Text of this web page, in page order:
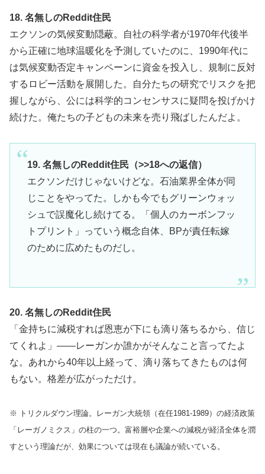
18. 名無しのReddit住民
エクソンの気候変動隠蔽。自社の科学者が1970年代後半
から正確に地球温暖化を予測していたのに、1990年代に
は気候変動否定キャンペーンに資金を投入し、規制に反対
するロビー活動を展開した。自分たちの研究でリスクを把
握しながら、公には科学的コンセンサスに疑問を投げかけ
続けた。俺たちの子どもの未来を売り飛ばしたんだよ。
19. 名無しのReddit住民（>>18への返信）
エクソンだけじゃないけどな。石油業界全体が同
じことをやってた。しかも今でもグリーンウォッ
シュで誤魔化し続けてる。「個人のカーボンフッ
トプリント」っていう概念自体、BPが責任転嫁
のために広めたものだし。
20. 名無しのReddit住民
「金持ちに減税すれば恩恵が下にも滴り落ちるから、信じ
てくれよ」——レーガンか誰かがそんなこと言ってたよ
な。あれから40年以上経って、滴り落ちてきたものは何
もない。格差が広がっただけ。
※ トリクルダウン理論。レーガン大統領（在任1981-1989）の経済政策
「レーガノミクス」の柱の一つ。富裕層や企業への減税が経済全体を潤
すという理論だが、効果については現在も議論が続いている。